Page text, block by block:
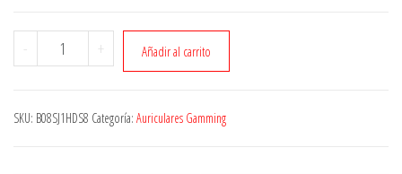
- Cantidad + Añadir al carrito
SKU: B08SJ1HDS8 Categoría: Auriculares Gamming